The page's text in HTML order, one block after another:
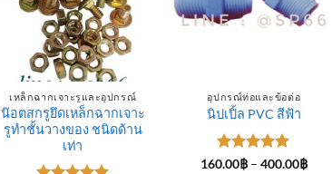
เหล็กฉากเจาะรูและอุปกรณ์
น๊อตสกรูยึดเหล็กฉากเจาะ
รูทำชั้นวางของ ชนิดด้าน
เท่า
อุปกรณ์ท่อและข้อต่อ
นิปเปิ้ล PVC สีฟ้า
ให้คะแนน
160.00฿ – 400.00฿Price